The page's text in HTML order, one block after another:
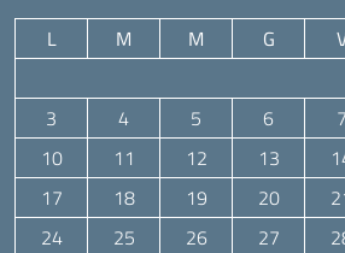
L M M G
3
4 5 6 7
10
11 12 13
17
18 19 20
24
25 26 27